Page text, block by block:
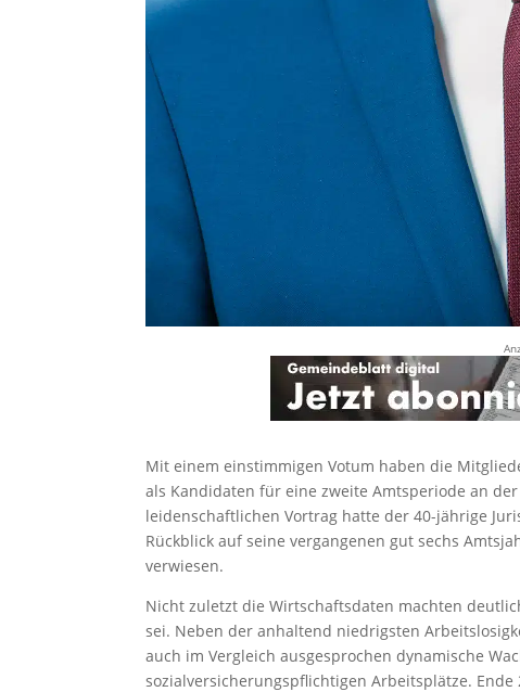
Mit einem einstimmigen Votum haben die
als Kandidaten für eine zweite Amtsperiode an
leidenschaftlichen Vortrag hatte der 40-jährige
Rückblick auf seine vergangenen gut sechs
verwiesen.
Nicht zuletzt die Wirtschaftsdaten machten
sei. Neben der anhaltend niedrigsten
auch im Vergleich ausgesprochen dynamische
sozialversicherungspflichtigen Arbeitsplätze.